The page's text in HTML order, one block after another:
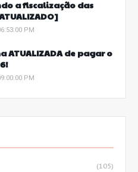
a fiscalização das
PM
ATUALIZADA de pagar o
PM
(105)